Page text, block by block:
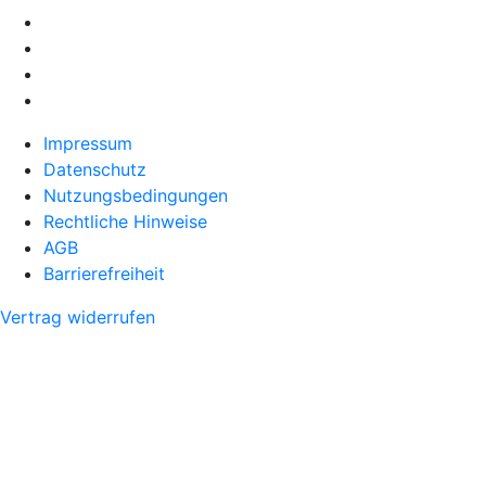
Impressum
Datenschutz
Nutzungsbedingungen
Rechtliche Hinweise
AGB
Barrierefreiheit
Vertrag widerrufen